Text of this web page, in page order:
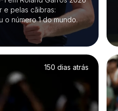
pelas cãibras:
o número 1 do mundo.
150 dias atrás